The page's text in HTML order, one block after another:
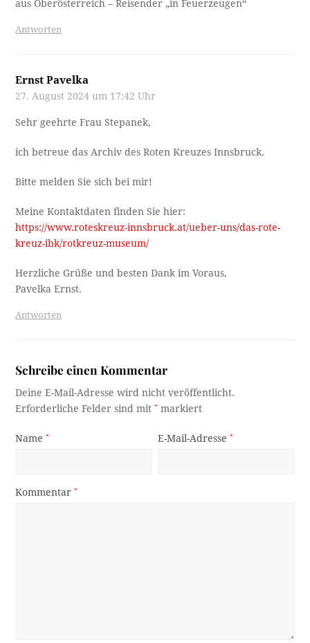
aus Oberösterreich – Reisender „in Feuerzeugen“
Antworten
Ernst Pavelka
27. August 2024 um 17:42 Uhr
Sehr geehrte Frau Stepanek,
ich betreue das Archiv des Roten Kreuzes Innsbruck.
Bitte melden Sie sich bei mir!
Meine Kontaktdaten finden Sie hier:
https://www.roteskreuz-innsbruck.at/ueber-uns/das-rote-
kreuz-ibk/rotkreuz-museum/
Herzliche Grüße und besten Dank im Voraus,
Pavelka Ernst.
Antworten
Schreibe einen Kommentar
Deine E-Mail-Adresse wird nicht veröffentlicht.
Erforderliche Felder sind mit* markiert
Name* E-Mail-Adresse*
Kommentar*